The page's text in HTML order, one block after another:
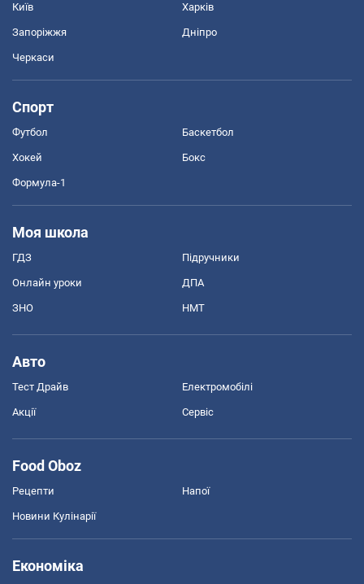
Київ Харків
Запоріжжя Дніпро
Черкаси
Спорт
Футбол Баскетбол
Хокей Бокс
Формула-1
Моя школа
ГДЗ Підручники
Онлайн уроки ДПА
ЗНО НМТ
Авто
Тест Драйв Електромобілі
Акції Сервіс
Food Oboz
Рецепти Напої
Новини Кулінарії
Економіка